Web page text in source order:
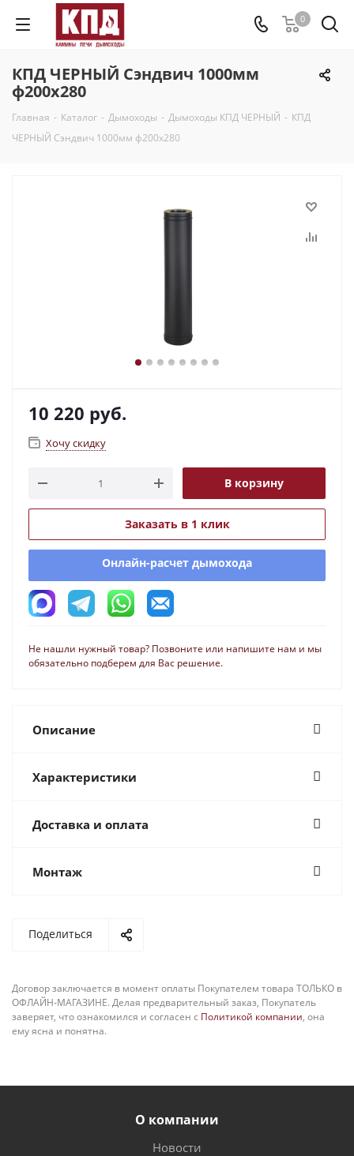
0
КПД ЧЕРНЫЙ Сэндвич 1000мм
ф200х280
Главная - Каталог - Дымоходы - Дымоходы КПД ЧЕРНЫЙ - КПД
ЧЕРНЫЙ Сэндвич 1000мм ф200х280
10 220 руб.
Хочу скидку
В корзину
Заказать в 1 клик
Онлайн-расчет дымохода
Не нашли нужный товар? Позвоните или напишите нам и мы
обязательно подберем для Вас решение.
Описание
Характеристики
Доставка и оплата
Монтаж
Поделиться
Договор заключается в момент оплаты Покупателем товара ТОЛЬКО в
ОФЛАЙН-МАГАЗИНЕ. Делая предварительный заказ, Покупатель
заверяет, что ознакомился и согласен с Политикой компании, она
ему ясна и понятна.
О компании
Новости